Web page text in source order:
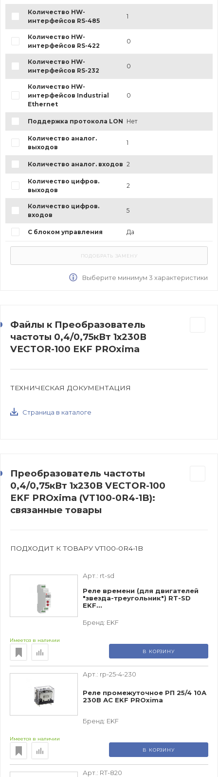
Количество HW-
интерфейсов RS-485
1
Количество HW-
интерфейсов RS-422
0
Количество HW-
интерфейсов RS-232
0
Количество HW-
интерфейсов Industrial
Ethernet
0
Поддержка протокола LON Нет
Количество аналог.
выходов
1
Количество аналог. входов 2
Количество цифров.
выходов
2
Количество цифров.
входов
5
С блоком управления Да
Выберите минимум 3 характеристики
Файлы к Преобразователь
частоты 0,4/0,75кВт 1х230В
VECTOR-100 EKF PROxima
ТЕХНИЧЕСКАЯ ДОКУМЕНТАЦИЯ
Страница в каталоге
Преобразователь частоты
0,4/0,75кВт 1х230В VECTOR-100
EKF PROxima (VT100-0R4-1B):
связанные товары
ПОДХОДИТ К ТОВАРУ VT100-0R4-1B
Арт.: rt-sd
Реле времени (для двигателей
"звезда-треугольник") RT-SD
EKF...
Бренд: EKF
Имеется в наличии
В КОРЗИНУ
Арт.: rp-25-4-230
Реле промежуточное РП 25/4 10А
230В АС EKF PROxima
Бренд: EKF
Имеется в наличии
В КОРЗИНУ
Арт.: RT-820